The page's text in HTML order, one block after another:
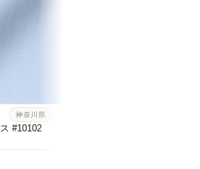
神奈川県
#10102